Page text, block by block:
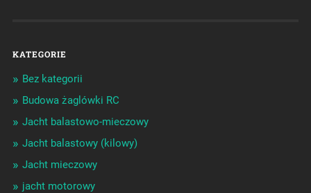
KATEGORIE
Bez kategorii
Budowa żaglówki RC
Jacht balastowo-mieczowy
Jacht balastowy (kilowy)
Jacht mieczowy
jacht motorowy